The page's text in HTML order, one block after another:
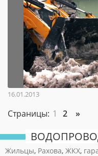
16.01.2013
Страницы: 1 2 »
Жильцы, Рахова, ЖКХ,